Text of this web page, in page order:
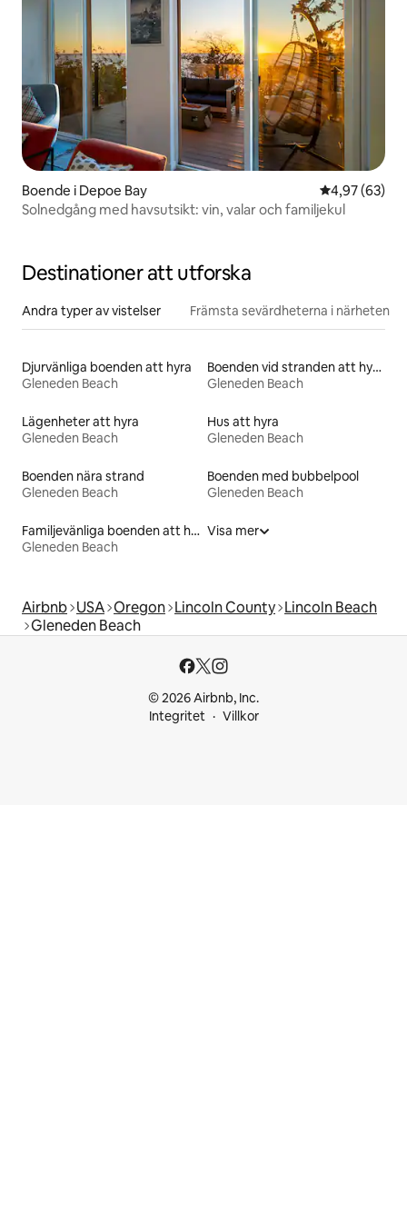
Boende i Depoe Bay 4,97 av 5 i
4,97 (63)
Solnedgång med havsutsikt: vin, valar och familjekul
Destinationer att utforska
Andra typer av vistelser Främsta sevärdheterna i närheten
Djurvänliga boenden att hyra
Gleneden Beach
Boenden vid stranden att hyra
Gleneden Beach
Lägenheter att hyra
Gleneden Beach
Hus att hyra
Gleneden Beach
Boenden nära strand
Gleneden Beach
Boenden med bubbelpool
Gleneden Beach
Familjevänliga boenden att hyra
Gleneden Beach
Visa mer
Airbnb USA Oregon Lincoln County Lincoln Beach
Gleneden Beach
© 2026 Airbnb, Inc.
Integritet
Villkor